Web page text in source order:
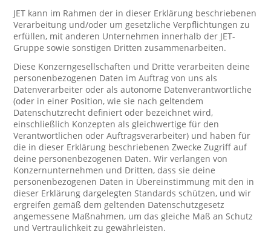
JET kann im Rahmen der in dieser Erklärung beschriebenen
Verarbeitung und/oder um gesetzliche Verpflichtungen zu
erfüllen, mit anderen Unternehmen innerhalb der JET-
Gruppe sowie sonstigen Dritten zusammenarbeiten.
Diese Konzerngesellschaften und Dritte verarbeiten deine
personenbezogenen Daten im Auftrag von uns als
Datenverarbeiter oder als autonome Datenverantwortliche
(oder in einer Position, wie sie nach geltendem
Datenschutzrecht definiert oder bezeichnet wird,
einschließlich Konzepten als gleichwertige für den
Verantwortlichen oder Auftragsverarbeiter) und haben für
die in dieser Erklärung beschriebenen Zwecke Zugriff auf
deine personenbezogenen Daten. Wir verlangen von
Konzernunternehmen und Dritten, dass sie deine
personenbezogenen Daten in Übereinstimmung mit den in
dieser Erklärung dargelegten Standards schützen, und wir
ergreifen gemäß dem geltenden Datenschutzgesetz
angemessene Maßnahmen, um das gleiche Maß an Schutz
und Vertraulichkeit zu gewährleisten.